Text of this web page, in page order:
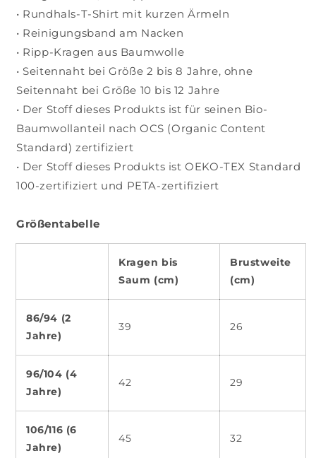
• Rundhals-T-Shirt mit kurzen Ärmeln
• Reinigungsband am Nacken
• Ripp-Kragen aus Baumwolle
• Seitennaht bei Größe 2 bis 8 Jahre, ohne
Seitennaht bei Größe 10 bis 12 Jahre
• Der Stoff dieses Produkts ist für seinen Bio-
Baumwollanteil nach OCS (Organic Content
Standard) zertifiziert
• Der Stoff dieses Produkts ist OEKO-TEX Standard
100-zertifiziert und PETA-zertifiziert
Größentabelle
Kragen bis
Saum (cm)
Brustweite
(cm)
86/94 (2
Jahre)
39 26
96/104 (4
Jahre)
42 29
106/116 (6
Jahre)
45 32